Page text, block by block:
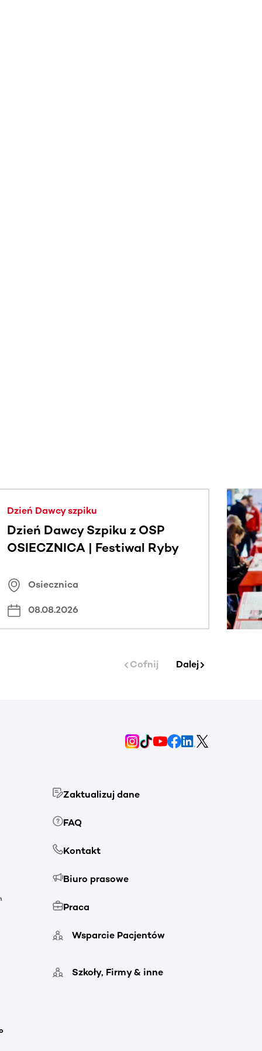
Dzień Dawcy szpiku
Dzień Dawcy Szpiku z OSP
OSIECZNICA | Festiwal Ryby
Osiecznica
08.08.2026
Cofnij Dalej
Zaktualizuj dane
FAQ
Kontakt
Biuro prasowe
Praca
Wsparcie Pacjentów
Szkoły, Firmy & inne